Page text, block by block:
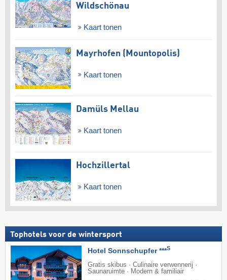
Wildschönau
Kaart tonen
Mayrhofen (Mountopolis)
Kaart tonen
Damüls Mellau
Kaart tonen
Hochzillertal
Kaart tonen
Tophotels voor de wintersport
Hotel Sonnschupfer ***S
Gratis skibus · Culinaire verwennerij ·
Saunaruimte · Modern & familiair